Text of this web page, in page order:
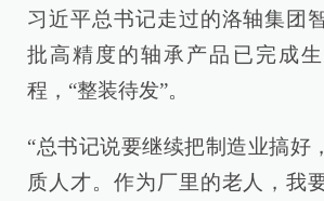
习近平总书记走过的洛轴集团
批高精度的轴承产品已完成
程，“整装待发”。
“总书记说要继续把制造业搞好
质人才。作为厂里的老人，我